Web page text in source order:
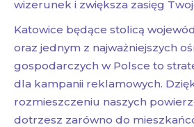
wizerunek i zwiększa zasięg
Katowice będące stolicą
oraz jednym z najważniejszych
gospodarczych w Polsce to
dla kampanii reklamowych.
rozmieszczeniu naszych
dotrzesz zarówno do